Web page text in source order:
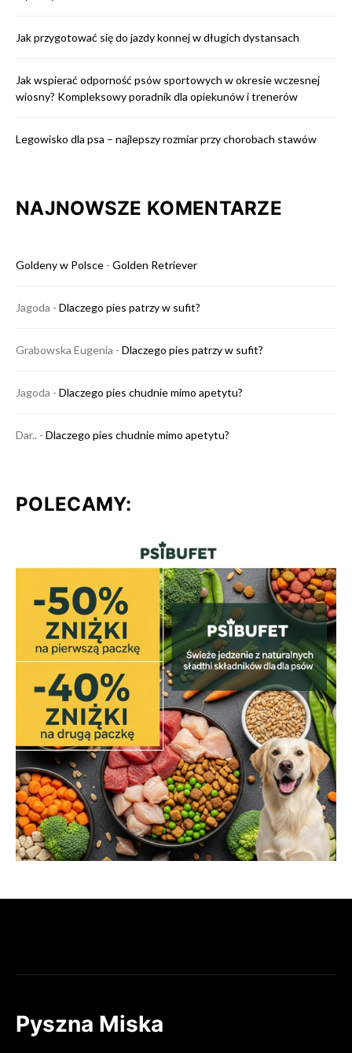
Jak przygotować się do jazdy konnej w długich dystansach
Jak wspierać odporność psów sportowych w okresie wczesnej
wiosny? Kompleksowy poradnik dla opiekunów i trenerów
Legowisko dla psa – najlepszy rozmiar przy chorobach stawów
NAJNOWSZE KOMENTARZE
Goldeny w Polsce - Golden Retriever
Jagoda - Dlaczego pies patrzy w sufit?
Grabowska Eugenia - Dlaczego pies patrzy w sufit?
Jagoda - Dlaczego pies chudnie mimo apetytu?
Dar.. - Dlaczego pies chudnie mimo apetytu?
POLECAMY:
Pyszna Miska